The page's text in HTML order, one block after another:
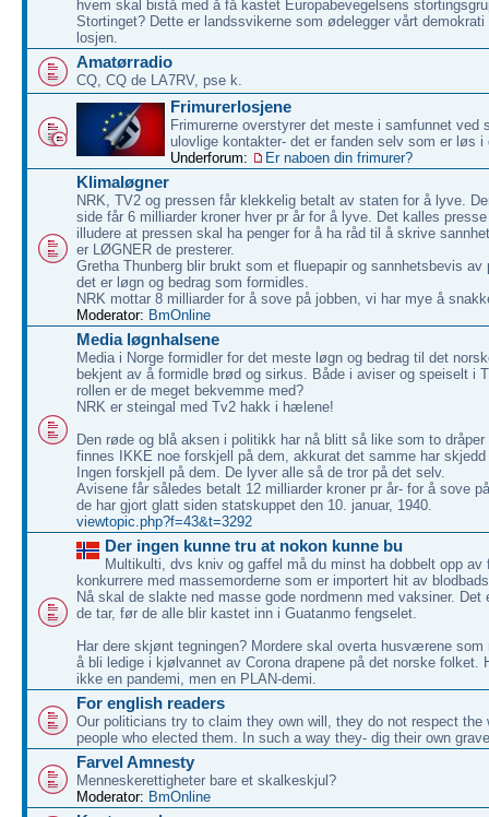
hvem skal bistå med å få kastet Europabevegelsens
Stortinget? Dette er landssvikerne som ødelegger vårt
losjen.
Amatørradio
CQ, CQ de LA7RV, pse k.
Frimurerlosjene
Frimurerne overstyrer det meste i samfunnet ved
ulovlige kontakter- det er fanden selv som er løs i
Underforum:
Er naboen din frimurer?
Klimaløgner
NRK, TV2 og pressen får klekkelig betalt av staten for å lyve.
side får 6 milliarder kroner hver pr år for å lyve. Det kalles
illudere at pressen skal ha penger for å ha råd til å skrive
er LØGNER de presterer.
Gretha Thunberg blir brukt som et fluepapir og sannhetsbevis av
det er løgn og bedrag som formidles.
NRK mottar 8 milliarder for å sove på jobben, vi har mye å
Moderator: BmOnline
Media løgnhalsene
Media i Norge formidler for det meste løgn og bedrag til det
bekjent av å formidle brød og sirkus. Både i aviser og speiselt i
rollen er de meget bekvemme med?
NRK er steingal med Tv2 hakk i hælene!
Den røde og blå aksen i politikk har nå blitt så like som to dråper
finnes IKKE noe forskjell på dem, akkurat det samme har
Ingen forskjell på dem. De lyver alle så de tror på det selv.
Avisene får således betalt 12 milliarder kroner pr år- for å sove
de har gjort glatt siden statskuppet den 10. januar, 1940.
viewtopic.php?f=43&t=3292
Der ingen kunne tru at nokon kunne bu
Multikulti, dvs kniv og gaffel må du minst ha dobbelt opp av
konkurrere med massemorderne som er importert hit av
Nå skal de slakte ned masse gode nordmenn med vaksiner.
de tar, før de alle blir kastet inn i Guatanmo fengselet.
Har dere skjønt tegningen? Mordere skal overta husværene som
å bli ledige i kjølvannet av Corona drapene på det norske folket.
ikke en pandemi, men en PLAN-demi.
For english readers
Our politicians try to claim they own will, they do not respect the
people who elected them. In such a way they- dig their own
Farvel Amnesty
Menneskerettigheter bare et skalkeskjul?
Moderator: BmOnline